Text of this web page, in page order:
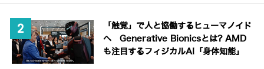
「触覚」で人と協働するヒューマノイド
へ Generative Bionicsとは? AMD
も注目するフィジカルAI「身体知能」